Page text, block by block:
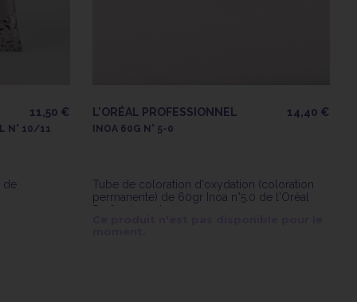
11,50 €
N° 10/11
de
L'ORÉAL PROFESSIONNEL 14,40 €
INOA 60G N° 5-0
Tube de coloration d'oxydation (coloration
permanente) de 60gr Inoa n°5.0 de l'Oréal
Professionnel